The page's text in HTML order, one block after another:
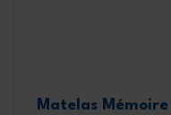
Matelas Mémoire